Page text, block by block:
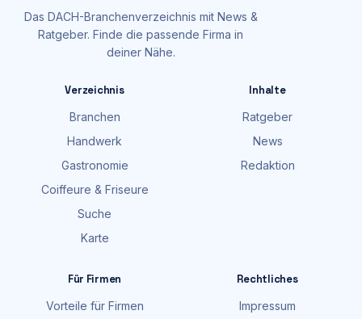
Das DACH-Branchenverzeichnis mit News &
Ratgeber. Finde die passende Firma in
deiner Nähe.
Verzeichnis
Branchen
Handwerk
Gastronomie
Coiffeure & Friseure
Suche
Karte
Inhalte
Ratgeber
News
Redaktion
Für Firmen
Vorteile für Firmen
Rechtliches
Impressum